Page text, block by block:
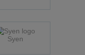
Syen